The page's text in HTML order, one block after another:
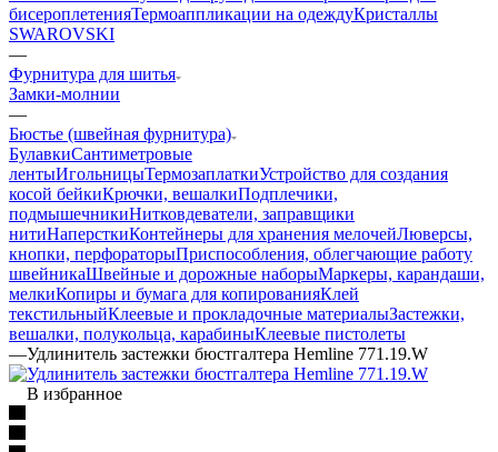
бисероплетенияТермоаппликации на одеждуКристаллы
SWAROVSKI
—
Фурнитура для шитья
Замки-молнии
—
Бюстье (швейная фурнитура)
БулавкиСантиметровые
лентыИгольницыТермозаплаткиУстройство для создания
косой бейкиКрючки, вешалкиПодплечики,
подмышечникиНитковдеватели, заправщики
нитиНаперсткиКонтейнеры для хранения мелочейЛюверсы,
кнопки, перфораторыПриспособления, облегчающие работу
швейникаШвейные и дорожные наборыМаркеры, карандаши,
мелкиКопиры и бумага для копированияКлей
текстильныйКлеевые и прокладочные материалыЗастежки,
вешалки, полукольца, карабиныКлеевые пистолеты
—Удлинитель застежки бюстгалтера Hemline 771.19.W
В избранное